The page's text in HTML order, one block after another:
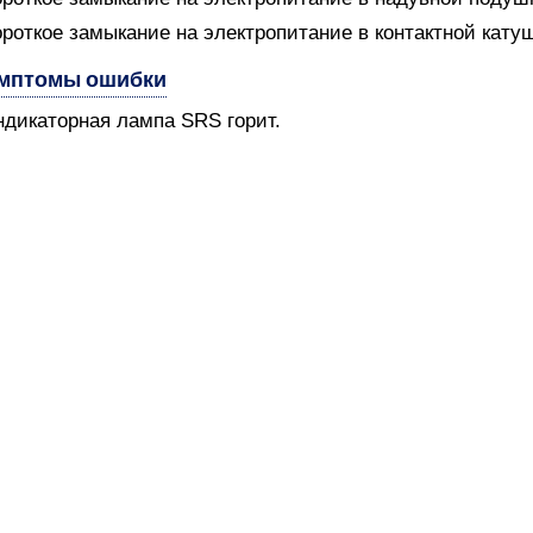
замыкание на электропитание в контактной
ошибки
лампа SRS горит.